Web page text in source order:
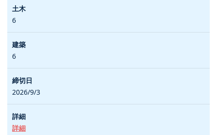
6
6
2026/9/3
詳細